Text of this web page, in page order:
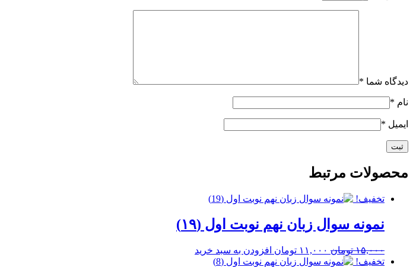
دیدگاه شما *
نام *
ایمیل *
محصولات مرتبط
تخفیف!
نمونه سوال زبان نهم نوبت اول (۱۹)
۱۵,۰۰۰ تومان قیمت
اصلی
۱۱,۰۰۰ تومان قیمت
فعلی
افزودن به سبد خرید
تخفیف!